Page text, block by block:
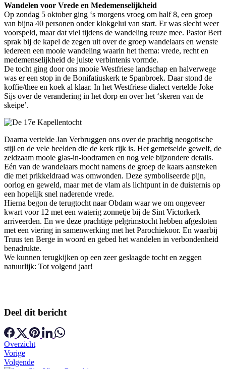
Wandelen voor Vrede en Medemenselijkheid
Op zondag 5 oktober ging ‘s morgens vroeg om half 8, een groep
van bijna 40 personen onder klokgelui van start. Er was slecht weer
voorspeld, maar dat viel tijdens de wandeling reuze mee. Pastor Bert
sprak bij de kapel de zegen uit over de groep wandelaars en wenste
iedereen een mooie wandeling waarin het thema: vrede, recht en
medemenselijkheid de juiste verbintenis vormde.
De tocht ging door ons mooie Westfriese landschap en halverwege
was er een stop in de Bonifatiuskerk te Spanbroek. Daar stond de
koffie/thee en koek al klaar. In het Westfriese dialect vertelde Joke
Sijs over de verandering in het dorp en over het ‘skeren van de
skeipe’.
Daarna vertelde Jan Verbruggen ons over de prachtig neogotische
stijl en de vele beelden die de kerk rijk is. Het gemetselde gewelf, de
zeldzaam mooie glas-in-loodramen en nog vele bijzondere details.
Eén van de wandelaars mocht namens de groep de kaars aansteken
die met prikkeldraad was omwonden. Deze symboliseerde pijn,
oorlog en geweld, maar met de vlam als lichtpunt in de duisternis op
een hopelijk snel naderende vrede.
Hierna begon de terugtocht naar Obdam waar we om ongeveer
kwart voor 12 met een waterig zonnetje bij de Sint Victorkerk
arriveerden. En we deze prachtige pelgrimstocht hebben afgesloten
met een viering in samenwerking met het Parochiekoor. En waarbij
Truus ten Berge in woord en gebed het wandelen in verbondenheid
benadrukte.
We kunnen terugkijken op een zeer geslaagde tocht en zeggen
natuurlijk: Tot volgend jaar!
Deel dit bericht
Overzicht
Vorige
Volgende